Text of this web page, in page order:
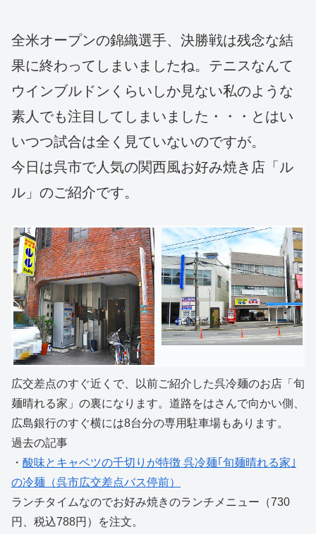
全米オープンの錦織選手、決勝戦は残念な結
果に終わってしまいましたね。テニスなんて
ウインブルドンくらいしか見ない私のような
素人でも注目してしまいました・・・とはい
いつつ試合は全く見ていないのですが。
今日は呉市で人気の関西風お好み焼き店「ル
ル」のご紹介です。
広交差点のすぐ近くで、以前ご紹介した呉冷麺のお店「旬
麺晴れる家」の裏になります。道路をはさんで向かい側、
広島銀行のすぐ横には8台分の専用駐車場もあります。
過去の記事
・ 酸味とキャベツの千切りが特徴 呉冷麺｢旬麺晴れる家｣
の冷麺（呉市広交差点バス停前）
ランチタイムなのでお好み焼きのランチメニュー（730
円、税込788円）を注文。